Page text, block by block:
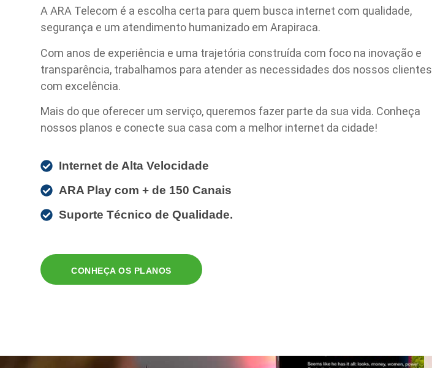
A ARA Telecom é a escolha certa para quem busca internet com qualidade,
segurança e um atendimento humanizado em Arapiraca.
Com anos de experiência e uma trajetória construída com foco na inovação e
transparência, trabalhamos para atender as necessidades dos nossos clientes
com excelência.
Mais do que oferecer um serviço, queremos fazer parte da sua vida. Conheça
nossos planos e conecte sua casa com a melhor internet da cidade!
Internet de Alta Velocidade
ARA Play com + de 150 Canais
Suporte Técnico de Qualidade.
CONHEÇA OS PLANOS